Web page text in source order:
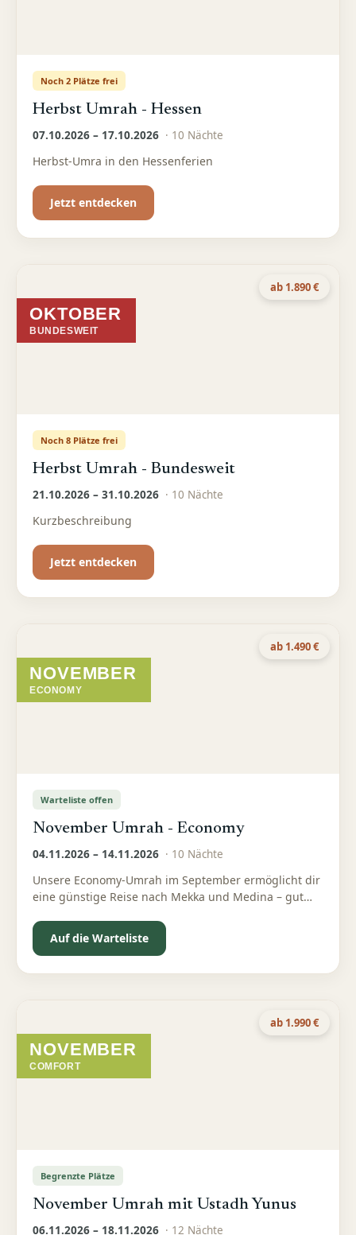
Noch 2 Plätze frei
Herbst Umrah - Hessen
07.10.2026 – 17.10.2026 · 10 Nächte
Herbst-Umra in den Hessenferien
Jetzt entdecken
OKTOBER
BUNDESWEIT
ab 1.890 €
Noch 8 Plätze frei
Herbst Umrah - Bundesweit
21.10.2026 – 31.10.2026 · 10 Nächte
Kurzbeschreibung
Jetzt entdecken
NOVEMBER
ECONOMY
ab 1.490 €
Warteliste offen
November Umrah - Economy
04.11.2026 – 14.11.2026 · 10 Nächte
Unsere Economy-Umrah im September ermöglicht dir
eine günstige Reise nach Mekka und Medina – gut
Auf die Warteliste
NOVEMBER
COMFORT
ab 1.990 €
Begrenzte Plätze
November Umrah mit Ustadh Yunus
06.11.2026 – 18.11.2026 · 12 Nächte